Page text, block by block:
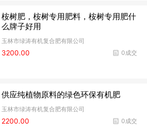
桉树肥，桉树专用肥料，桉树专用肥什
么牌子好用
玉林市绿涛有机复合肥有限公司
0成交
3200.00
供应纯植物原料的绿色环保有机肥
玉林市绿涛有机复合肥有限公司
0成交
2200.00